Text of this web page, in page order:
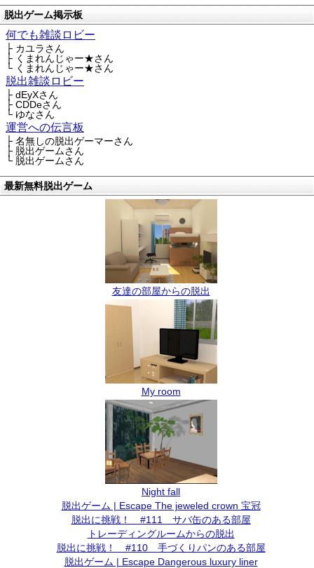
脱出ゲーム掲示板
何でも雑談ロビー
├ カユラさん
├ くまれんじゃー★さん
└ くまれんじゃー★さん
脱出雑談ロビー
├ dEyXさん
├ CDDeさん
└ ゆなさん
運営への伝言板
├ 名無しの脱出ゲーマーさん
├ 脱出ゲームさん
└ 脱出ゲームさん
最新無料脱出ゲーム
友達の部屋からの脱出
My room
Night fall
脱出ゲーム | Escape The jeweled crown 宝冠
脱出に挑戦！ #111 サバ缶のある部屋
トレーディングルームからの脱出
脱出に挑戦！ #110 手づくりパンのある部屋
脱出ゲーム | Escape Dangerous luxury liner